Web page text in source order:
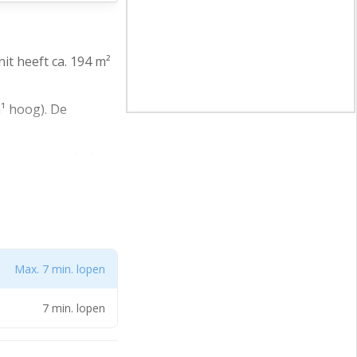
heeft ca. 194 m²
hoog). De
afrit van de
NS-station
Max. 7 min. lopen
7 min. lopen